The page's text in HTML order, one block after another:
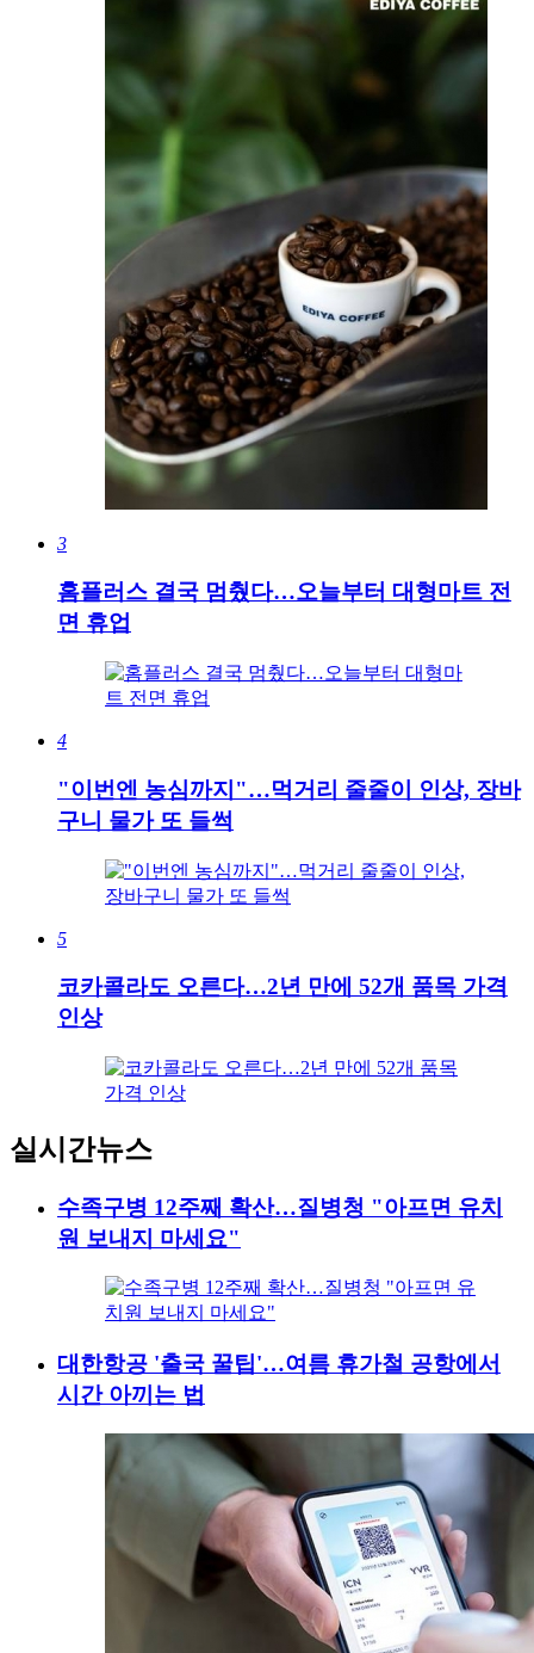
3
홈플러스 결국 멈췄다…오늘부터 대형마트 전
면 휴업
4
"이번엔 농심까지"…먹거리 줄줄이 인상, 장바
구니 물가 또 들썩
5
코카콜라도 오른다…2년 만에 52개 품목 가격
인상
실시간뉴스
수족구병 12주째 확산…질병청 "아프면 유치
원 보내지 마세요"
대한항공 '출국 꿀팁'…여름 휴가철 공항에서
시간 아끼는 법